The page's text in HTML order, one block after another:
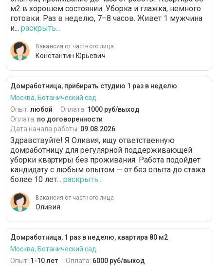
VIP-гардероб
Уход за различными поверхностями
Банкетная сервировка стола
12 часов
м2 в хорошем состоянии. Уборка и глажка, немного
готовки. Раз в неделю, 7–8 часов. Живет 1 мужчина
и... раскрыть...
Вакансия от частного лица
Константин Юрьевич
Домработница, прибирать студию 1 раз в неделю
Москва, Ботанический сад
Опыт: любой Оплата: 1000 руб/выход
Оплата: по договоренности
Дата начала работы: 09.08.2026
Здравствуйте! Я Оливия, ищу ответственную
домработницу для регулярной поддерживающей
уборки квартиры без проживания. Работа подойдёт
кандидату с любым опытом — от без опыта до стажа
более 10 лет... раскрыть...
Вакансия от частного лица
Оливия
Домработница, 1 раз в неделю, квартира 80 м2
Москва, Ботанический сад
Опыт: 1-10 лет Оплата: 6000 руб/выход